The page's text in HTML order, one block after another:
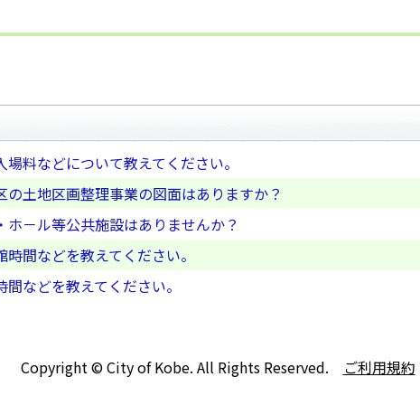
場料などについて教えてください。
土地区画整理事業の図面はありますか？
－ル等公共施設はありませんか？
間などを教えてください。
などを教えてください。
Copyright © City of Kobe. All Rights Reserved. ご利用規約